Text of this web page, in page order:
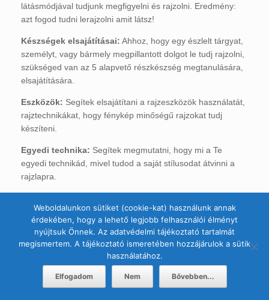
látásmódjával tudjunk megfigyelni és rajzolni. Eredmény:
azt fogod tudni lerajzolni amit látsz!
Készségek elsajátításai: Ahhoz, hogy egy észlelt tárgyat,
személyt, vagy bármely megpillantott dolgot le tudj rajzolni,
szükséged van az 5 alapvető részkészség megtanulására,
elsajátítására.
Eszközök: Segítek elsajátítani a rajzeszközök használatát,
rajztechnikákat, hogy fénykép minőségű rajzokat tudj
készíteni.
Egyedi technika: Segítek megmutatni, hogy mi a Te
egyedi technikád, mivel tudod a saját stílusodat átvinni a
rajzlapra.
A SiteOriginTheme
Weboldalunkon sütiket (cookie-kat) használunk annak
érdekében, hogy a lehető legjobb felhasználói élményt
nyújtsuk Önnek. Az adatvédelmi tájékoztató tartalmát
megismertem. A tájékoztató ismeretében hozzájárulok a sütik
használatához.
Elfogadom Nem Bővebben...